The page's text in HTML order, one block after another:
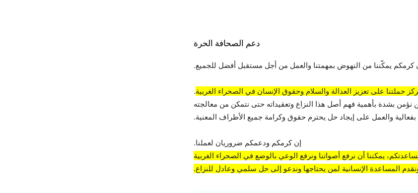
دعم الصحافة الحرة
كرمكم يمكّننا من النهوض بمهمتنا والعمل من أجل مستقبل أفضل للجميع.
حملتنا على تعزيز العدالة والسلام وحقوق الإنسان في الصحراء الغربية.
نؤمن بشدة بأهمية فهم أصل هذا النزاع وتعقيداته حتى نتمكن من معالجته
بفعالية والعمل على إيجاد حل يحترم حقوق وكرامة جميع الأطراف المعنية.
إن كرمكم ودعمكم ضروريان لعملنا.
يمكننا أن نرفع أصواتنا ونرفع الوعي بالوضع في الصحراء الغربية
المساعدة الإنسانية لمن يحتاجها وندعو إلى حل سلمي وعادل للنزاع.